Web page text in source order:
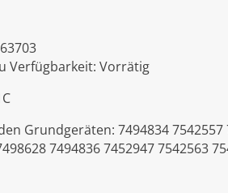
Verfügbarkeit:Vorrätig
Grundgeräten: 7494834
7494836 7452947 7542563